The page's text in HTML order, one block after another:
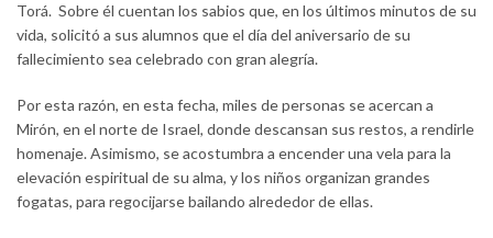
Torá. Sobre él cuentan los sabios que, en los últimos minutos de su
vida, solicitó a sus alumnos que el día del aniversario de su
fallecimiento sea celebrado con gran alegría.
Por esta razón, en esta fecha, miles de personas se acercan a
Mirón, en el norte de Israel, donde descansan sus restos, a rendirle
homenaje. Asimismo, se acostumbra a encender una vela para la
elevación espiritual de su alma, y los niños organizan grandes
fogatas, para regocijarse bailando alrededor de ellas.